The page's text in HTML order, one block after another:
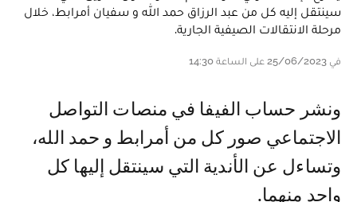
سينتقل إليه كل من عبد الرزاق حمد الله و سفيان أمرابط، خلال
مرحلة الانتقالات الصيفية الجارية.
في 25/06/2023 على الساعة 14:30
و نشر حساب الفيفا في منصات التواصل
الاجتماعي صور كل من أمرابط و حمد الله،
وتساءل عن الأندية التي سينتقل إليها كل
واحد منهما.